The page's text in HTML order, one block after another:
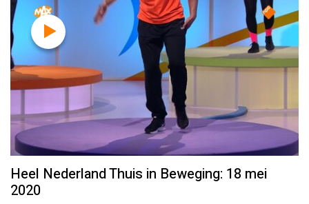
Heel Nederland Thuis in Beweging: 18 mei
2020